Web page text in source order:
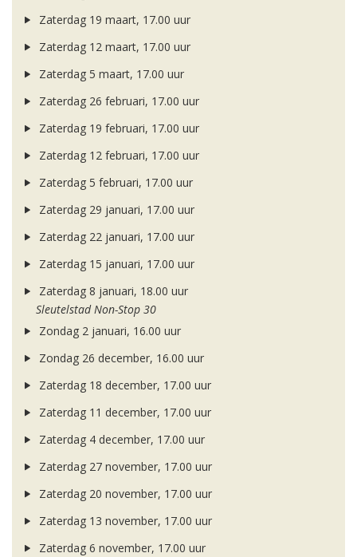
Zaterdag 19 maart, 17.00 uur
Zaterdag 12 maart, 17.00 uur
Zaterdag 5 maart, 17.00 uur
Zaterdag 26 februari, 17.00 uur
Zaterdag 19 februari, 17.00 uur
Zaterdag 12 februari, 17.00 uur
Zaterdag 5 februari, 17.00 uur
Zaterdag 29 januari, 17.00 uur
Zaterdag 22 januari, 17.00 uur
Zaterdag 15 januari, 17.00 uur
Zaterdag 8 januari, 18.00 uur
Sleutelstad Non-Stop 30
Zondag 2 januari, 16.00 uur
Zondag 26 december, 16.00 uur
Zaterdag 18 december, 17.00 uur
Zaterdag 11 december, 17.00 uur
Zaterdag 4 december, 17.00 uur
Zaterdag 27 november, 17.00 uur
Zaterdag 20 november, 17.00 uur
Zaterdag 13 november, 17.00 uur
Zaterdag 6 november, 17.00 uur